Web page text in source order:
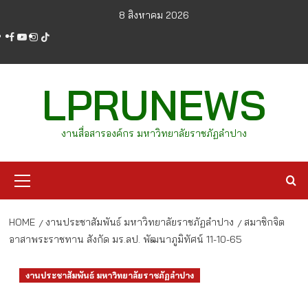
content
8 สิงหาคม 2026
facebook
youtube
instagram
tiktok
LPRUNEWS
งานสื่อสารองค์กร มหาวิทยาลัยราชภัฏลำปาง
Menu
HOME งานประชาสัมพันธ์ มหาวิทยาลัยราชภัฏลำปาง
สมาชิกจิต
อาสาพระราชทาน สังกัด มร.ลป. พัฒนาภูมิทัศน์ 11-10-65
งานประชาสัมพันธ์ มหาวิทยาลัยราชภัฏลำปาง